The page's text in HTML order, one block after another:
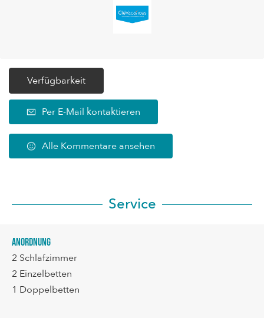
Verfügbarkeit
Per E-Mail kontaktieren
Alle Kommentare ansehen
Service
Anordnung
2 Schlafzimmer
2 Einzelbetten
1 Doppelbetten